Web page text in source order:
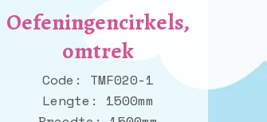
Oefeningencirkels,
omtrek
Code: TMF020-1
Lengte: 1500mm